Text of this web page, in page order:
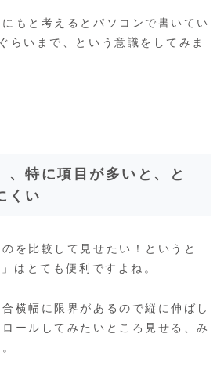
もと考えるとパソコンで書いてい
らいまで、という意識をしてみま
、特に項目が多いと、と
くい
を比較して見せたい！というと
はとても便利ですよね。
横幅に限界があるので縦に伸ばし
ールしてみたいところ見せる、み